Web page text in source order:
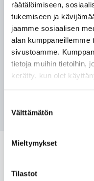
räätälöimiseen,
tukemiseen ja
jaamme sosiaalisen
alan kumppaneillemme
sivustoamme.
tietoja muihin tietoihin,
kerätty, kun olet
valinta
Välttämätön
Mieltymykset
Tilastot
Lisätietoja
Pasi Ahoniemi
kunnanjohtaja
p. 044 750 0001